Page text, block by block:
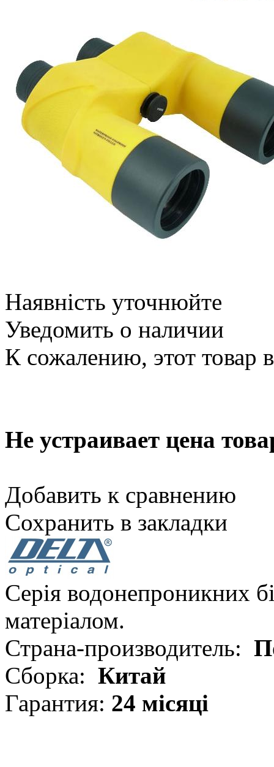
Наявність уточнюйте
Уведомить о наличии
К сожалению, этот товар
Не устраивает цена
Добавить к сравнению
Сохранить в закладки
Серія водонепроникних
матеріалом.
Страна-производитель:
Сборка: Китай
Гарантия: 24 місяці